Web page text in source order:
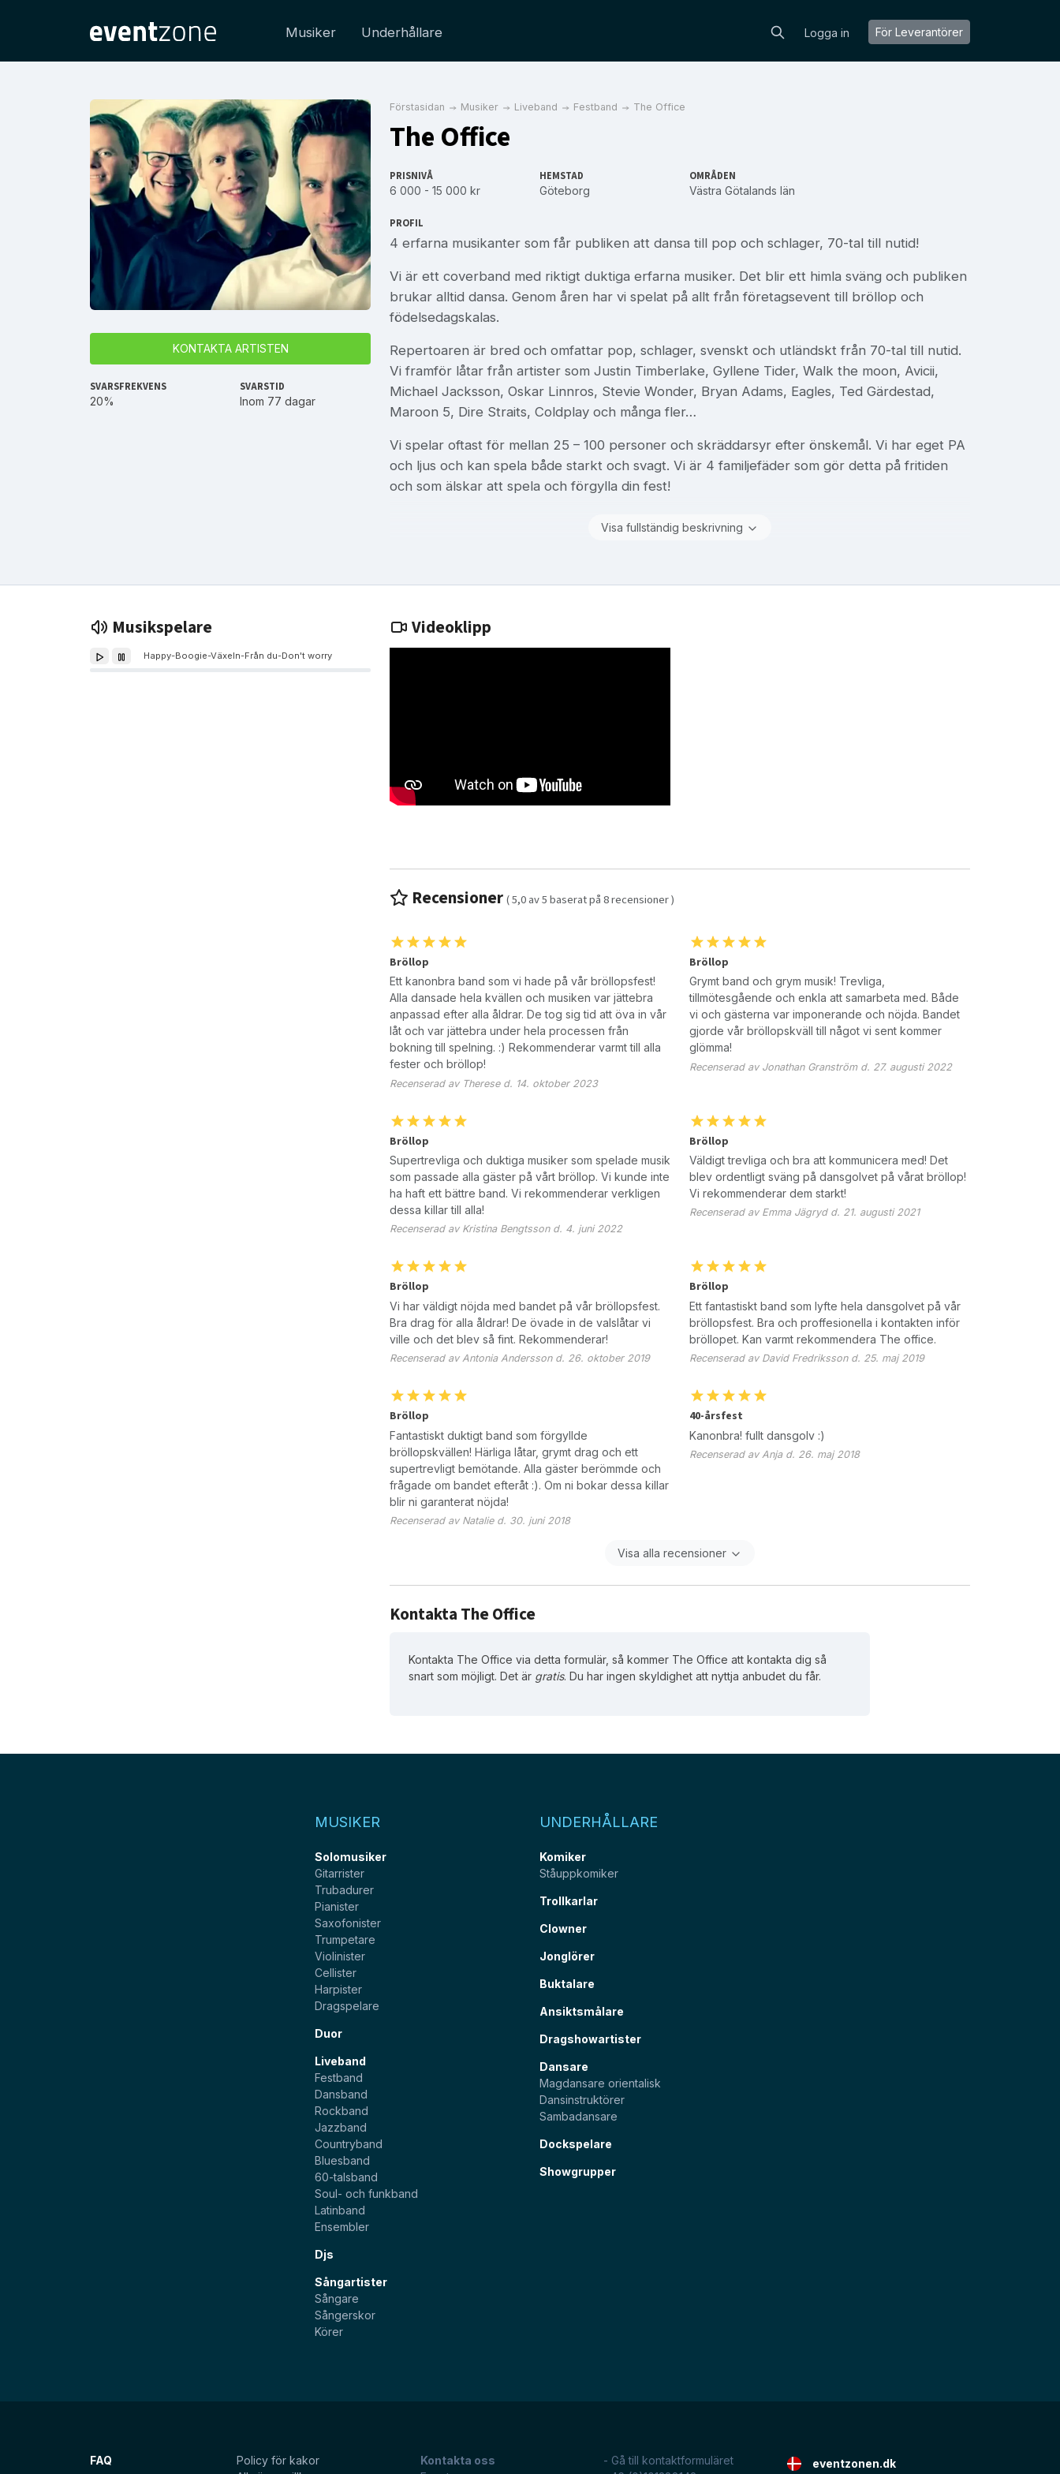
Musiker Underhållare Logga in För Leverantörer
KONTAKTA ARTISTEN
SVARSFREKVENS
20%
SVARSTID
Inom 77 dagar
Förstasidan Musiker Liveband Festband The Office
The Office
PRISNIVÅ
6 000 - 15 000 kr
HEMSTAD
Göteborg
OMRÅDEN
Västra Götalands län
PROFIL
4 erfarna musikanter som får publiken att dansa till pop och schlager, 70-tal till nutid!
Vi är ett coverband med riktigt duktiga erfarna musiker. Det blir ett himla sväng och publiken
brukar alltid dansa. Genom åren har vi spelat på allt från företagsevent till bröllop och
födelsedagskalas.
Repertoaren är bred och omfattar pop, schlager, svenskt och utländskt från 70-tal till nutid.
Vi framför låtar från artister som Justin Timberlake, Gyllene Tider, Walk the moon, Avicii,
Michael Jacksson, Oskar Linnros, Stevie Wonder, Bryan Adams, Eagles, Ted Gärdestad,
Maroon 5, Dire Straits, Coldplay och många fler…
Vi spelar oftast för mellan 25 – 100 personer och skräddarsyr efter önskemål. Vi har eget PA
och ljus och kan spela både starkt och svagt. Vi är 4 familjefäder som gör detta på fritiden
och som älskar att spela och förgylla din fest!
Visa fullständig beskrivning
Musikspelare
Happy-Boogie-Växeln-Från du-Don't worry
Videoklipp
Recensioner(5,0av5baserat på8recensioner )
Bröllop
Ett kanonbra band som vi hade på vår bröllopsfest!
Alla dansade hela kvällen och musiken var jättebra
anpassad efter alla åldrar. De tog sig tid att öva in vår
låt och var jättebra under hela processen från
bokning till spelning. :) Rekommenderar varmt till alla
fester och bröllop!
Recenserad av Therese d. 14. oktober 2023
Bröllop
Grymt band och grym musik! Trevliga,
tillmötesgående och enkla att samarbeta med. Både
vi och gästerna var imponerande och nöjda. Bandet
gjorde vår bröllopskväll till något vi sent kommer
glömma!
Recenserad av Jonathan Granström d. 27. augusti 2022
Bröllop
Supertrevliga och duktiga musiker som spelade musik
som passade alla gäster på vårt bröllop. Vi kunde inte
ha haft ett bättre band. Vi rekommenderar verkligen
dessa killar till alla!
Recenserad av Kristina Bengtsson d. 4. juni 2022
Bröllop
Väldigt trevliga och bra att kommunicera med! Det
blev ordentligt sväng på dansgolvet på vårat bröllop!
Vi rekommenderar dem starkt!
Recenserad av Emma Jägryd d. 21. augusti 2021
Bröllop
Vi har väldigt nöjda med bandet på vår bröllopsfest.
Bra drag för alla åldrar! De övade in de valslåtar vi
ville och det blev så fint. Rekommenderar!
Recenserad av Antonia Andersson d. 26. oktober 2019
Bröllop
Ett fantastiskt band som lyfte hela dansgolvet på vår
bröllopsfest. Bra och proffesionella i kontakten inför
bröllopet. Kan varmt rekommendera The office.
Recenserad av David Fredriksson d. 25. maj 2019
Bröllop
Fantastiskt duktigt band som förgyllde
bröllopskvällen! Härliga låtar, grymt drag och ett
supertrevligt bemötande. Alla gäster berömmde och
frågade om bandet efteråt :). Om ni bokar dessa killar
blir ni garanterat nöjda!
Recenserad av Natalie d. 30. juni 2018
40-årsfest
Kanonbra! fullt dansgolv :)
Recenserad av Anja d. 26. maj 2018
Visa alla recensioner
Kontakta The Office
Kontakta The Office via detta formulär, så kommer The Office att kontakta dig så
snart som möjligt. Det är gratis. Du har ingen skyldighet att nyttja anbudet du får.
MUSIKER
Solomusiker
Gitarrister
Trubadurer
Pianister
Saxofonister
Trumpetare
Violinister
Cellister
Harpister
Dragspelare
Duor
Liveband
Festband
Dansband
Rockband
Jazzband
Countryband
Bluesband
60-talsband
Soul- och funkband
Latinband
Ensembler
Djs
Sångartister
Sångare
Sångerskor
Körer
UNDERHÅLLARE
Komiker
Ståuppkomiker
Trollkarlar
Clowner
Jonglörer
Buktalare
Ansiktsmålare
Dragshowartister
Dansare
Magdansare orientalisk
Dansinstruktörer
Sambadansare
Dockspelare
Showgrupper
FAQ
Policy för kakor
Kontakta oss
- Gå till kontaktformuläret
eventzonen.dk